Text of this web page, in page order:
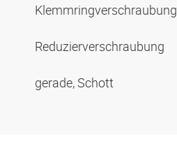
Klemmringverschraubung
Reduzierverschraubung
gerade, Schott